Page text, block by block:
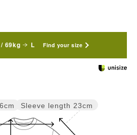
69kg L Find your size
Sleeve length 23cm